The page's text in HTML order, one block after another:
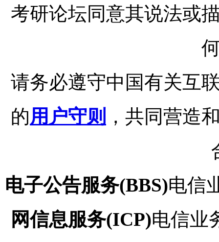
考研论坛同意其说法或
请务必遵守中国有关互
的用户守则 ，共同营造
电子公告服务(BBS)电信
网信息服务(ICP)电信业